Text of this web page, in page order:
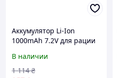
Аккумулятор Li-Ion
1000mAh 7.2V для рации
В наличии
1 114 ₴